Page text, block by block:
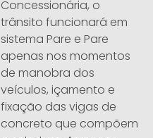
Concessionária, o
trânsito funcionará em
sistema Pare e Pare
apenas nos momentos
de manobra dos
veículos, içamento e
fixação das vigas de
concreto que compõem